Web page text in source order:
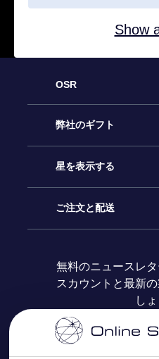
Show
OSR
カスタマーサービス
お問い合わせ
ブログ
レビュー
弊社のギフト
Online Starギフト
OSRギフトパック
OSR ギフトカード
法人ギフト
星を表示する
星の登録
カスタマイズされた
One Million Stars
ご注文と配送
お支払いに関する情報
配送に関する情報
無料のニュースレ
スカウントと最新
しょ